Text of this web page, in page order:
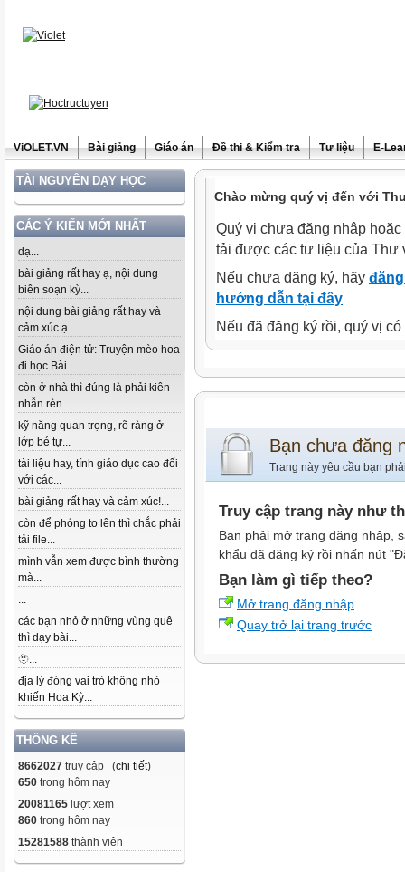
ViOLET.VN Bài giảng Giáo án Đề thi & Kiểm tra Tư liệu E-
TÀI NGUYÊN DẠY HỌC
CÁC Ý KIẾN MỚI NHẤT
dạ...
bài giảng rất hay ạ, nội dung
biên soạn kỳ...
nội dung bài giảng rất hay và
cảm xúc ạ ...
Giáo án điện tử: Truyện mèo hoa
đi học Bài...
còn ở nhà thì đúng là phải kiên
nhẫn rèn...
kỹ năng quan trọng, rõ ràng ở
lớp bé tự...
tài liệu hay, tính giáo dục cao đối
với các...
bài giảng rất hay và cảm xúc!...
còn để phóng to lên thì chắc phải
tải file...
mình vẫn xem được bình thường
mà...
...
các bạn nhỏ ở những vùng quê
thì dạy bài...
🫥...
địa lý đóng vai trò không nhỏ
khiến Hoa Kỳ...
THỐNG KÊ
8662027 truy cập (chi tiết)
650 trong hôm nay
20081165 lượt xem
860 trong hôm nay
15281588 thành viên
Chào mừng quý vị đến với
Quý vị chưa đăng nhập
tải được các tư liệu của Thư
Nếu chưa đăng ký, hãy
hướng dẫn tại đây
Nếu đã đăng ký rồi, quý vị
Bạn chưa đăng
Trang này yêu cầu bạn
Truy cập trang này như
Bạn phải mở trang đăng nhập,
khẩu đã đăng ký rồi nhấn nút
Bạn làm gì tiếp theo?
Mở trang đăng nhập
Quay trở lại trang trước